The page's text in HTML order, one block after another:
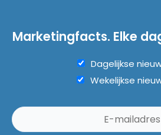
Marketingfacts. Elke
Dagelijkse
Wekelijkse